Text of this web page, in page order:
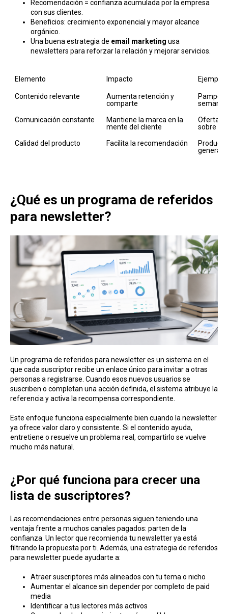
Recomendación = confianza acumulada por la empresa
con sus clientes.
Beneficios: crecimiento exponencial y mayor alcance
orgánico.
Una buena estrategia de email marketing usa
newsletters para reforzar la relación y mejorar servicios.
Elemento Impacto Ejemplo
Contenido relevante
Aumenta retención y
comparte
Comunicación constante
Mantiene la marca en la
mente del cliente
Ofertas
sobre
Calidad del producto
Facilita la recomendación
generan
¿Qué es un programa de referidos
para newsletter?
Un programa de referidos para newsletter es un sistema en el
que cada suscriptor recibe un enlace único para invitar a otras
personas a registrarse. Cuando esos nuevos usuarios se
suscriben o completan una acción definida, el sistema atribuye la
referencia y activa la recompensa correspondiente.
Este enfoque funciona especialmente bien cuando la newsletter
ya ofrece valor claro y consistente. Si el contenido ayuda,
entretiene o resuelve un problema real, compartirlo se vuelve
mucho más natural.
¿Por qué funciona para crecer una
lista de suscriptores?
Las recomendaciones entre personas siguen teniendo una
ventaja frente a muchos canales pagados: parten de la
confianza. Un lector que recomienda tu newsletter ya está
filtrando la propuesta por ti. Además, una estrategia de referidos
para newsletter puede ayudarte a:
Atraer suscriptores más alineados con tu tema o nicho
Aumentar el alcance sin depender por completo de paid
media
Identificar a tus lectores más activos